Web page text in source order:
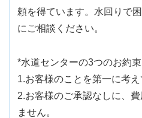
頼を得ています。水回りで
にご相談ください。
*水道センターの3つのお約束
1.お客様のことを第一に考え
2.お客様のご承認なしに、
ません。